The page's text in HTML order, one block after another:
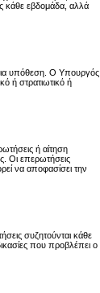
κάθε εβδομάδα, αλλά
υπόθεση. Ο Υπουργός
ή στρατιωτικό ή
ή αίτηση
Οι επερωτήσεις
να αποφασίσει την
συζητούνται κάθε
που προβλέπει ο